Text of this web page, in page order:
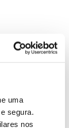
uma
segura.
nos
pois têm